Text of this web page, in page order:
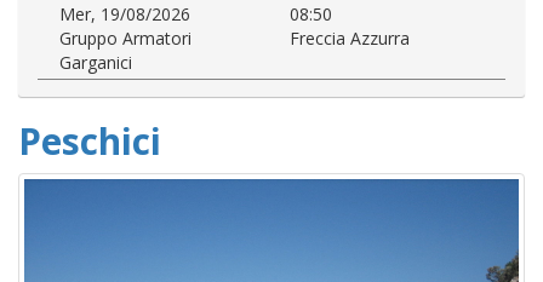
Mer, 19/08/2026
08:50
Gruppo Armatori
Garganici
Freccia Azzurra
Peschici